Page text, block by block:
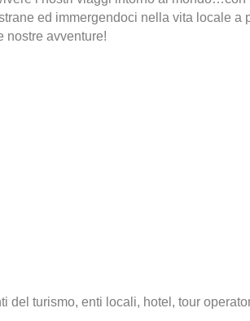
ed immergendoci nella vita locale a
nostre avventure!
turismo, enti locali, hotel, tour